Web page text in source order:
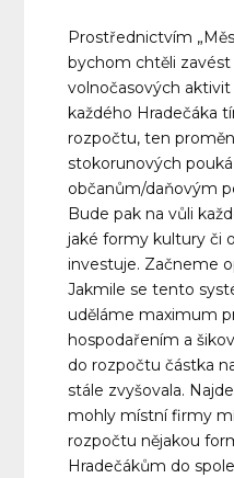
Prostřednictvím
bychom chtěli
volnočasových
každého Hradečáka
rozpočtu, ten
stokorunových
občanům/daňovým
Bude pak na vůli
jaké formy kultury či
investuje. Začneme
Jakmile se tento
uděláme maximum
hospodařením a
do rozpočtu částka
stále zvyšovala.
mohly místní firmy
rozpočtu nějakou
Hradečákům do